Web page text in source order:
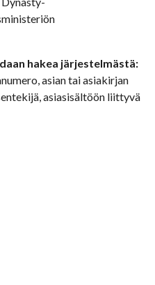
hakea järjestelmästä:
asian tai asiakirjan
asiasisältöön liittyvä